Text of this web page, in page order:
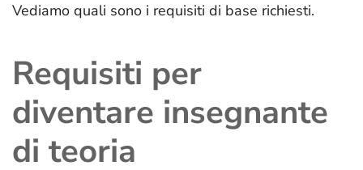
Vediamo quali sono i requisiti di base richiesti.
Requisiti per
diventare insegnante
di teoria